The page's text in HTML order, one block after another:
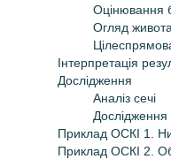
Оцінювання
Огляд живота
Інтерпретація
Дослідження
Аналіз сечі
Дослідження
Приклад ОСКІ 1.
Приклад ОСКІ 2.